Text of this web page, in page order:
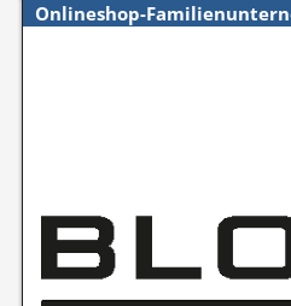
Onlineshop-